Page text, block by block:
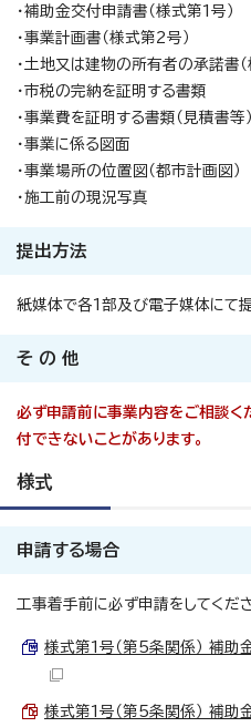
・補助金交付申請書（様式第1号）
・事業計画書（様式第2号）
・土地又は建物の所有者の承諾書（
・市税の完納を証明する書類
・事業費を証明する書類（見積書等）
・事業に係る図面
・事業場所の位置図（都市計画図）
・施工前の現況写真
提出方法
紙媒体で各1部及び電子媒体にて
そ の 他
必ず申請前に事業内容をご相談く
付できないことがあります。
様式
申請する場合
工事着手前に必ず申請をしてくださ
様式第1号（第5条関係） 補
様式第1号（第5条関係） 補助